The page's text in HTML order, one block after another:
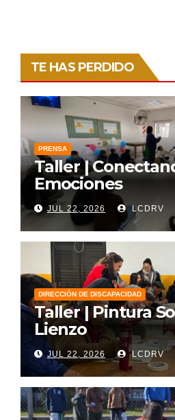
TE HAS PERDIDO
PRENSA
Taller |
Emociones
JUL 22, 2026 LCDRV
DIRECCIÓN DE DISCAPACIDAD
Taller | Pintura
Lienzo
JUL 22, 2026 LCDRV